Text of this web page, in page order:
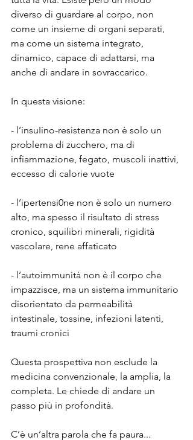
diverso di guardare al corpo, non
come un insieme di organi separati,
ma come un sistema integrato,
dinamico, capace di adattarsi, ma
anche di andare in sovraccarico.
In questa visione:
- l’insuIino-resistenza non è solo un
problema di zucchero, ma di
infiammazione, fegato, muscoli inattivi,
eccesso di calorie vuote
- l’ipertensi0ne non è solo un numero
alto, ma spesso il risultato di stress
cronico, squilibri minerali, rigidità
vascolare, rene affaticato
- l’autoimmunità non è il corpo che
impazzisce, ma un sistema immunitario
disorientato da permeabilità
intestinale, tossine, infezioni latenti,
traumi cronici
Questa prospettiva non esclude la
medicina convenzionale, la amplia, la
completa. Le chiede di andare un
passo più in profondità.
C’è un’altra parola che fa paura...